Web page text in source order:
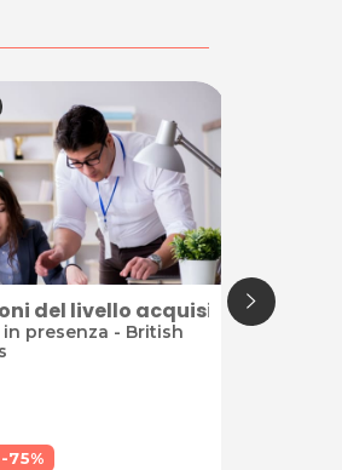
insegnante madrelingua o
del livello acquisito e
presenza - British
-75%
4 o 10
location_on